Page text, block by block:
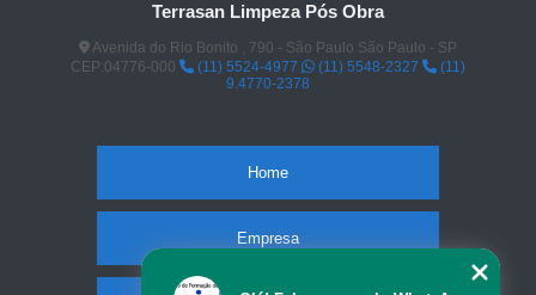
Terrasan Limpeza Pós Obra
Avenida do Rio Bonito , 790 - São Paulo São Paulo - SP
CEP:04776-000
(11) 5524-4977 (11) 5548-2327
(11)
9.4770-2378
Home
Empresa